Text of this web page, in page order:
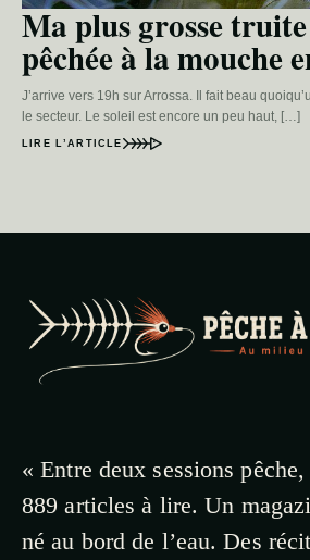
Ma plus grosse
pêchée à la mouche
J’arrive vers 19h sur Arrossa. Il fait beau
le secteur. Le soleil est encore un peu haut, […]
LIRE L’ARTICLE
« Entre deux sessions
889 articles à lire. Un
né au bord de l’eau. Des